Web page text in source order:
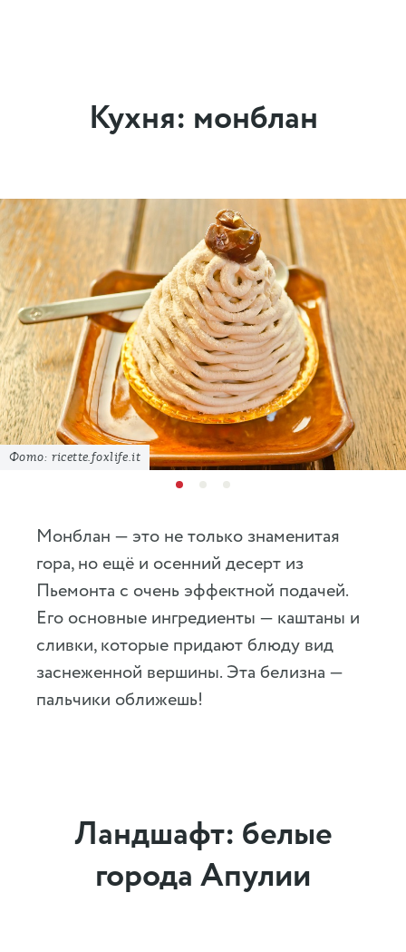
Кухня: монблан
Фото: ricette.foxlife.it
Монблан — это не только знаменитая
гора, но ещё и осенний десерт из
Пьемонта с очень эффектной подачей.
Его основные ингредиенты — каштаны и
сливки, которые придают блюду вид
заснеженной вершины. Эта белизна —
пальчики оближешь!
Ландшафт: белые
города Апулии